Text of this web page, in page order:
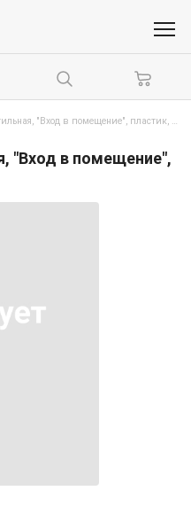
Пиктограмма тактильная, "Вход в помещение", пластик, 200*200мм
"Вход в помещение",